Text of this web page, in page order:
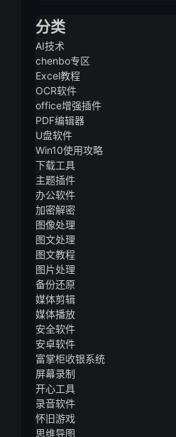
分类
AI技术
chenbo专区
Excel教程
OCR软件
office增强插件
PDF编辑器
U盘软件
Win10使用攻略
下载工具
主题插件
办公软件
加密解密
图像处理
图文处理
图文教程
图片处理
备份还原
媒体剪辑
媒体播放
安全软件
安卓软件
富掌柜收银系统
屏幕录制
开心工具
录音软件
怀旧游戏
思维导图